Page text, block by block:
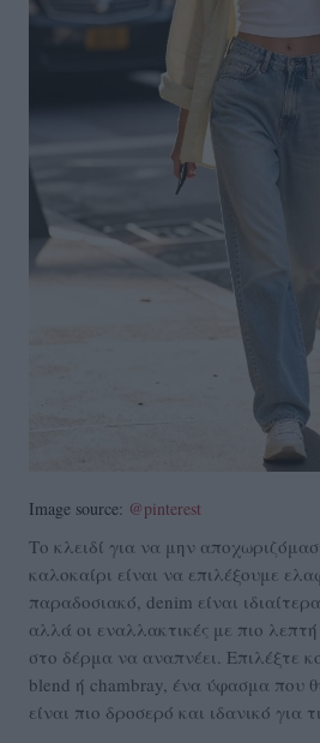
Image source: @pinterest
Το κλειδί για να μην
καλοκαίρι είναι να επιλέξουμε
παραδοσιακό, denim είναι
αλλά οι εναλλακτικές με πιο
στο δέρμα να αναπνέει. Επιλέξτε
blend ή chambray, ένα ύφασμα που
είναι πιο δροσερό και ιδανικό για